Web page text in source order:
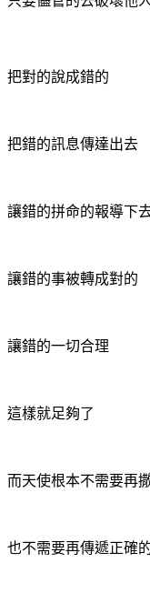
把對的說成錯的
把錯的訊息傳達出去
讓錯的拼命的報導下
讓錯的事被轉成對的
讓錯的一切合理
這樣就足夠了
而天使根本不需要再
也不需要再傳遞正確